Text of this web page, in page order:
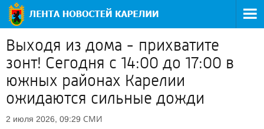
Выходя из дома - прихватите
зонт! Сегодня с 14:00 до 17:00 в
южных районах Карелии
ожидаются сильные дожди
2 июля 2026, 09:29 СМИ